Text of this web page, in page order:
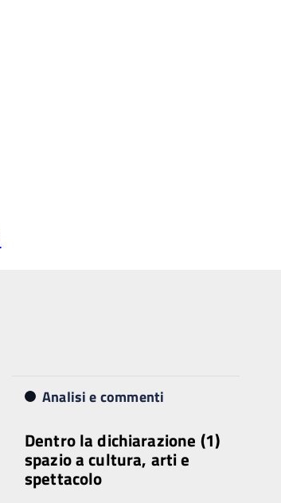
successiva
Analisi e commenti
Dentro la dichiarazione (1)
spazio a cultura, arti e
spettacolo